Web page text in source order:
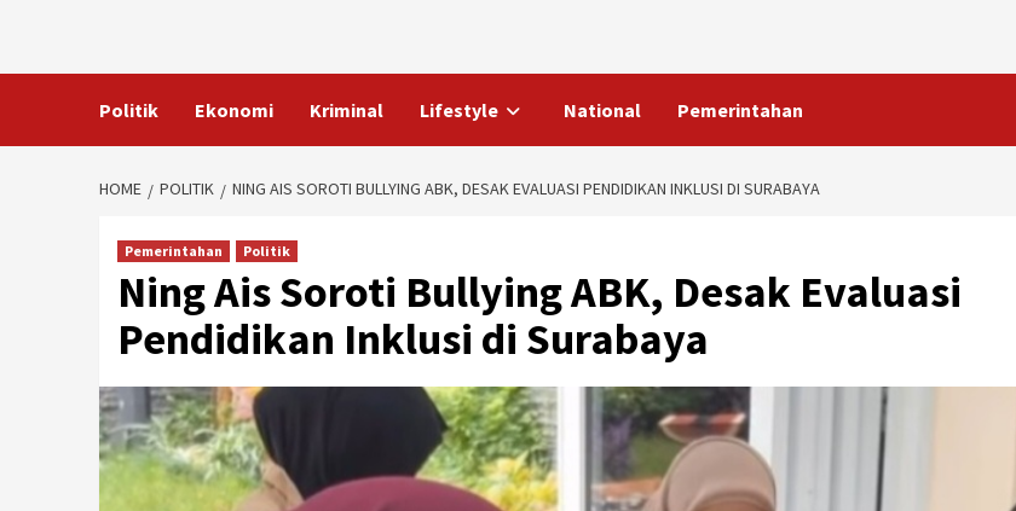
Politik Ekonomi Kriminal Lifestyle National Pemerintahan
HOME POLITIK NING AIS SOROTI BULLYING ABK, DESAK EVALUASI PENDIDIKAN INKLUSI DI SURABAYA
Pemerintahan Politik
Ning Ais Soroti Bullying ABK, Desak Evaluasi
Pendidikan Inklusi di Surabaya